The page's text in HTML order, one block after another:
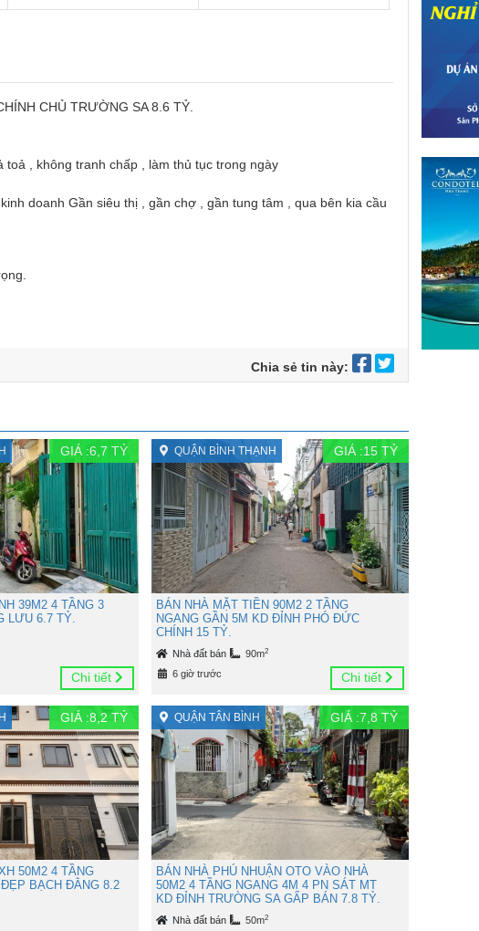
CHỦ TRƯỜNG SA 8.6 TỶ.
, không tranh chấp , làm thủ tục trong ngày
doanh Gần siêu thị , gần chợ , gần tung tâm , qua bên kia cầu
Chia sẻ tin này:
GIÁ :6,7 TỶ
39M2 4 TẦNG 3
LƯU 6.7 TỶ.
Chi tiết
QUẬN BÌNH THẠNH GIÁ :15TỶ
BÁN NHÀ MẶT TIỀN 90M2 2 TẦNG
NGANG GẦN 5M KD ĐỈNH PHÓ ĐỨC
CHÍNH 15 TỶ.
Nhà đất bán 90m2
6 giờ trước Chi tiết
GIÁ :8,2 TỶ
50M2 4 TẦNG
BẠCH ĐẰNG 8.2
QUẬN TÂN BÌNH GIÁ :7,8 TỶ
BÁN NHÀ PHÚ NHUẬN OTO VÀO NHÀ
50M2 4 TẦNG NGANG 4M 4 PN SÁT MT
KD ĐỈNH TRƯỜNG SA GẤP BÁN 7.8 TỶ.
Nhà đất bán 50m2